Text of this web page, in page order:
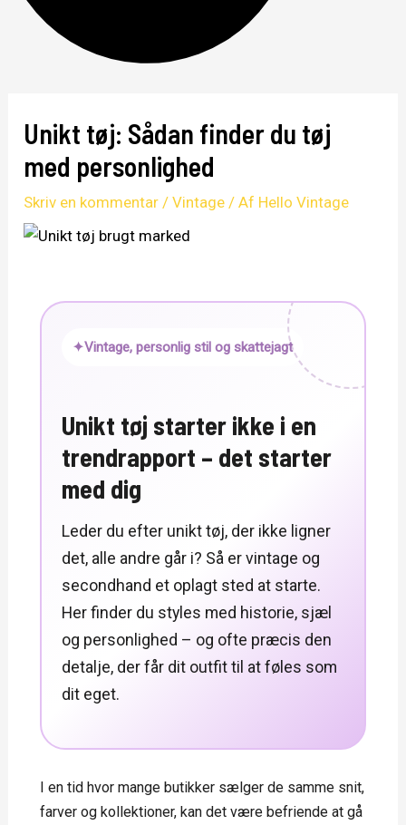
Unikt tøj: Sådan finder du tøj
med personlighed
Skriv en kommentar /Vintage / Af Hello Vintage
✦Vintage, personlig stil og skattejagt
Unikt tøj starter ikke i en
trendrapport – det starter
med dig
Leder du efter unikt tøj, der ikke ligner
det, alle andre går i? Så er vintage og
secondhand et oplagt sted at starte.
Her finder du styles med historie, sjæl
og personlighed – og ofte præcis den
detalje, der får dit outfit til at føles som
dit eget.
I en tid hvor mange butikker sælger de samme snit,
farver og kollektioner, kan det være befriende at gå